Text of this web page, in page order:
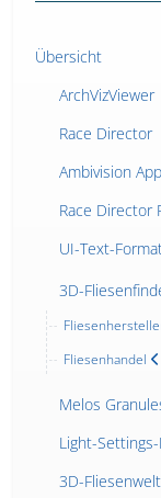
Übersicht
ArchVizViewer
Race Director
Ambivision App
Race Director
UI-Text-
3D-
Fliesenhandel
Melos
Light-
3D-Fliesenwelt